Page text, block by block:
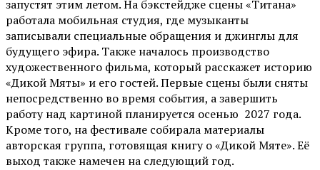
запустят этим летом. На бэкстейдже сцены «Титана»
работала мобильная студия, где музыканты
записывали специальные обращения и джинглы для
будущего эфира. Также началось производство
художественного фильма, который расскажет историю
«Дикой Мяты» и его гостей. Первые сцены были сняты
непосредственно во время события, а завершить
работу над картиной планируется осенью 2027 года.
Кроме того, на фестивале собирала материалы
авторская группа, готовящая книгу о «Дикой Мяте». Её
выход также намечен на следующий год.